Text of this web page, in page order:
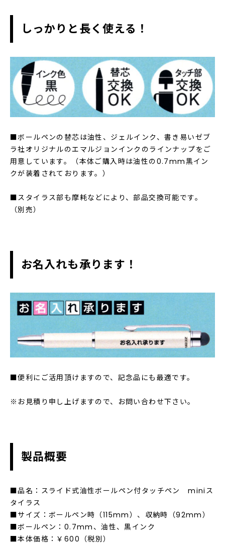
しっかりと長く使える！
■ボールペンの替芯は油性、ジェルインク、書き易いゼブ
ラ社オリジナルのエマルジョンインクのラインナップをご
用意しています。（本体ご購入時は油性の0.7mm黒イン
クが装着されております。）
■スタイラス部も摩耗などにより、部品交換可能です。
（別売）
お名入れも承ります！
■便利にご活用頂けますので、記念品にも最適です。
※お見積り申し上げますので、お問い合わせ下さい。
製品概要
■品名：スライド式油性ボールペン付タッチペン miniス
タイラス
■サイズ：ボールペン時（115mm）、収納時（92mm）
■ボールペン：0.7mm、油性、黒インク
■本体価格：￥600（税別）